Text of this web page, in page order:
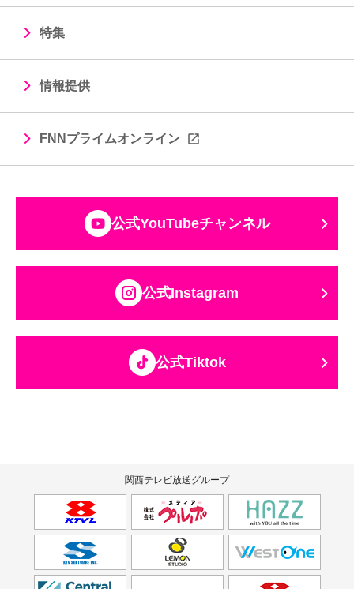
特集
情報提供
FNNプライムオンライン
公式YouTubeチャンネル
公式Instagram
公式Tiktok
関西テレビ放送グループ